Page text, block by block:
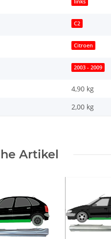
links
C2
Citroen
2003 - 2009
4,90 kg
2,00 kg
Artikel